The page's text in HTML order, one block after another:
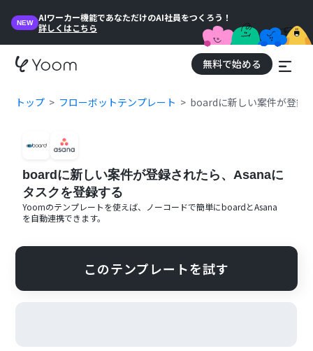
NEW
AIワーカー機能であなただけのAI社員をつくろう！
詳しくはこちら
無料で始める
トップ フローボットテンプレート boardに新しい案件が登録
boardに新しい案件が登録されたら、Asanaに
タスクを登録する
Yoomのテンプレートを使えば、ノーコードで簡単にboardとAsana
を自動連携できます。
このテンプレートを試す